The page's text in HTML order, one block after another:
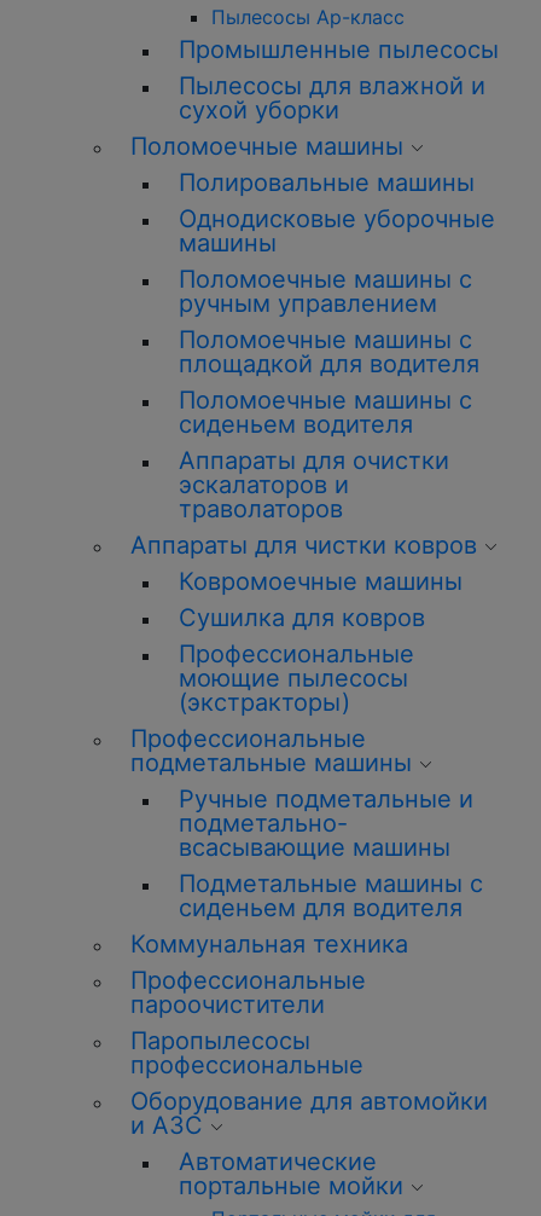
Пылесосы Ар-класс
Промышленные пылесосы
Пылесосы для влажной и
сухой уборки
Поломоечные машины
Полировальные машины
Однодисковые уборочные
машины
Поломоечные машины с
ручным управлением
Поломоечные машины с
площадкой для водителя
Поломоечные машины с
сиденьем водителя
Аппараты для очистки
эскалаторов и
траволаторов
Аппараты для чистки ковров
Ковромоечные машины
Сушилка для ковров
Профессиональные
моющие пылесосы
(экстракторы)
Профессиональные
подметальные машины
Ручные подметальные и
подметально-
всасывающие машины
Подметальные машины с
сиденьем для водителя
Коммунальная техника
Профессиональные
пароочистители
Паропылесосы
профессиональные
Оборудование для автомойки
и АЗС
Автоматические
портальные мойки